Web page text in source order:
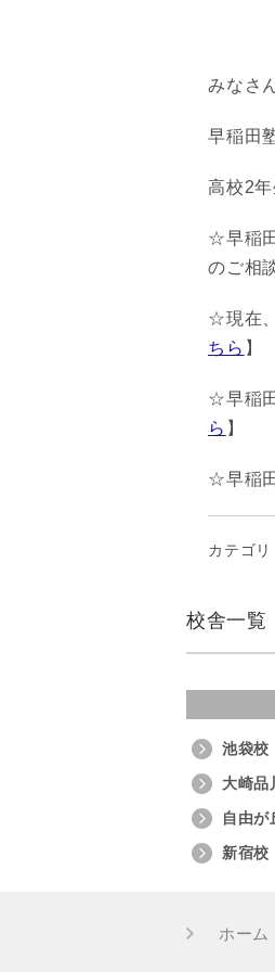
みなさ
早稲田
高校2
☆早稲
のご相
☆現在
ちら 】
☆早稲
ら 】
☆早稲
カテゴリ
校舎一覧
池袋校
大崎品
自由が
新宿校
ホーム